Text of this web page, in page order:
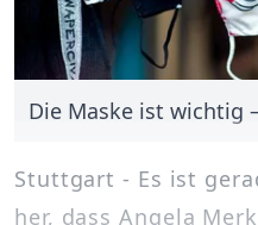
Die Maske ist wichtig
Stuttgart - Es ist
her, dass Angela